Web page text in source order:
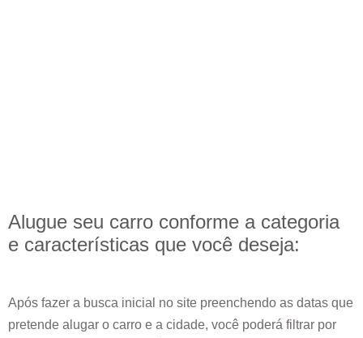
Alugue seu carro conforme a categoria
e características que você deseja:
Após fazer a busca inicial no site preenchendo as datas que
pretende alugar o carro e a cidade, você poderá filtrar por